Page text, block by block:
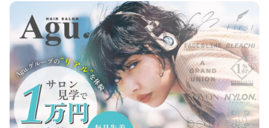
業務委託・フリーランス 紹介・派遣
詳細条件
デビューまで2年以内 詳細条件を変更
この条件の求人数 2 件